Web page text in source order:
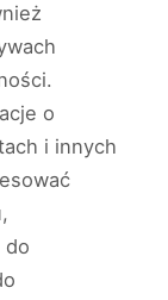
o
i innych
do